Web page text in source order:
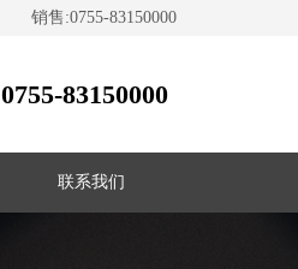
销售:0755-83150000
0755-83150000
联系我们